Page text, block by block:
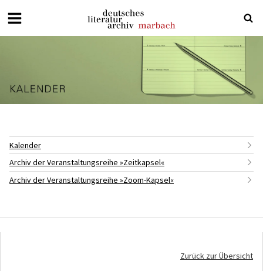
Deutsches
Literaturarchiv
Kalender
Archiv der Veranstaltungsreihe »Zeitkapsel«
Archiv der Veranstaltungsreihe »Zoom-Kapsel«
Zurück zur Übersicht